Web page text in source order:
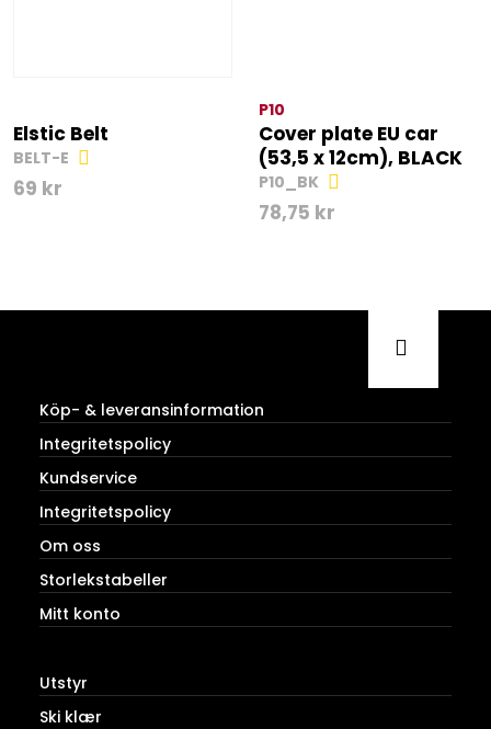
Elstic Belt
BELT-E
69 kr
P10
Cover plate EU car
(53,5 x 12cm), BLACK
P10_BK
78,75 kr
Köp- & leveransinformation
Integritetspolicy
Kundservice
Integritetspolicy
Om oss
Storlekstabeller
Mitt konto
Utstyr
Ski klær